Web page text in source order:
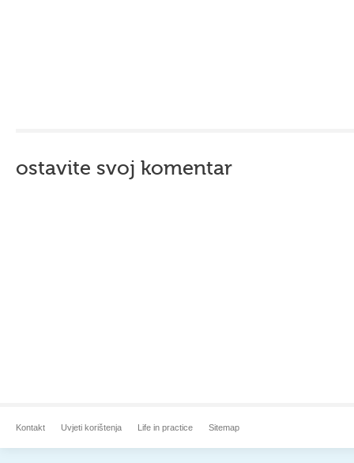
ostavite svoj komentar
Kontakt Uvjeti korištenja Life in practice Sitemap